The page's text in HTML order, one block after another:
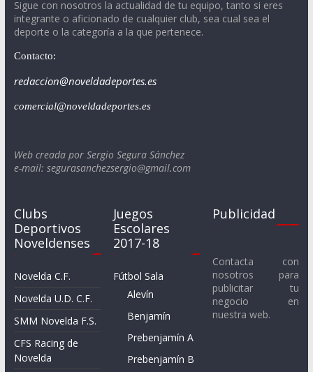
Sigue con nosotros la actualidad de tu equipo, tanto si eres
integrante o aficionado de cualquier club, sea cual sea el
deporte o la categoría a la que pertenece.
Contacto:
redaccion@noveldadeportes.es
comercial@noveldadeportes.es
Web creada por Sergio Segura Sánchez
e-mail: segurasanchezsergio@gmail.com
Clubs
Deportivos
Noveldenses
Novelda C.F.
Novelda U.D. C.F.
SMM Novelda F.S.
CFS Racing de
Novelda
Juegos
Escolares
2017-18
Fútbol Sala
Alevín
Benjamín
Prebenjamín A
Prebenjamín B
Publicidad
Contacta con
nosotros para
publicitar tu
negocio en
nuestra web.